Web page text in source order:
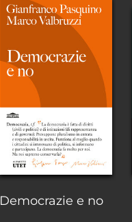
Democrazie e no